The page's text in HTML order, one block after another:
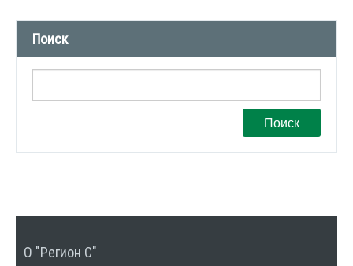
Новости компании (509)
СМИ о нас (1)
Поиск
Поиск
О "Регион С"